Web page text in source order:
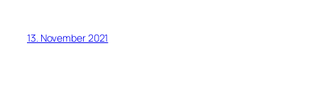
13. November 2021